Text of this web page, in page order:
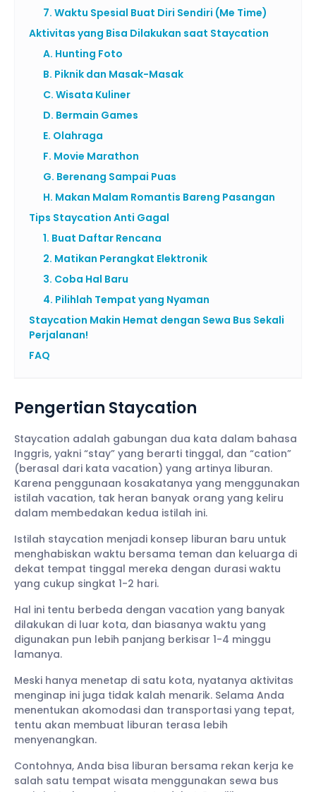
7. Waktu Spesial Buat Diri Sendiri (Me Time)
Aktivitas yang Bisa Dilakukan saat Staycation
A. Hunting Foto
B. Piknik dan Masak-Masak
C. Wisata Kuliner
D. Bermain Games
E. Olahraga
F. Movie Marathon
G. Berenang Sampai Puas
H. Makan Malam Romantis Bareng Pasangan
Tips Staycation Anti Gagal
1. Buat Daftar Rencana
2. Matikan Perangkat Elektronik
3. Coba Hal Baru
4. Pilihlah Tempat yang Nyaman
Staycation Makin Hemat dengan Sewa Bus Sekali
Perjalanan!
FAQ
Pengertian Staycation
Staycation adalah gabungan dua kata dalam bahasa
Inggris, yakni “stay” yang berarti tinggal, dan “cation”
(berasal dari kata vacation) yang artinya liburan.
Karena penggunaan kosakatanya yang menggunakan
istilah vacation, tak heran banyak orang yang keliru
dalam membedakan kedua istilah ini.
Istilah staycation menjadi konsep liburan baru untuk
menghabiskan waktu bersama teman dan keluarga di
dekat tempat tinggal mereka dengan durasi waktu
yang cukup singkat 1-2 hari.
Hal ini tentu berbeda dengan vacation yang banyak
dilakukan di luar kota, dan biasanya waktu yang
digunakan pun lebih panjang berkisar 1-4 minggu
lamanya.
Meski hanya menetap di satu kota, nyatanya aktivitas
menginap ini juga tidak kalah menarik. Selama Anda
menentukan akomodasi dan transportasi yang tepat,
tentu akan membuat liburan terasa lebih
menyenangkan.
Contohnya, Anda bisa liburan bersama rekan kerja ke
salah satu tempat wisata menggunakan sewa bus